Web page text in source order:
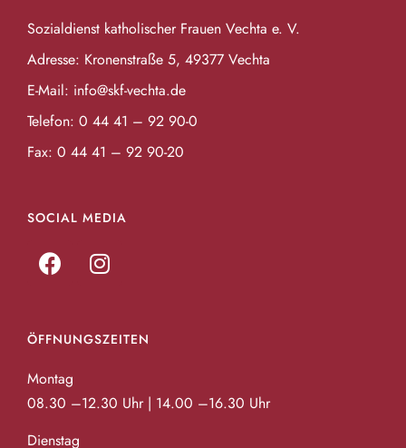
Sozialdienst katholischer Frauen Vechta e. V.
Adresse: Kronenstraße 5, 49377 Vechta
E-Mail: info@skf-vechta.de
Telefon: 0 44 41 – 92 90-0
Fax: 0 44 41 – 92 90-20
SOCIAL MEDIA
ÖFFNUNGSZEITEN
Montag
08.30 –12.30 Uhr | 14.00 –16.30 Uhr
Dienstag